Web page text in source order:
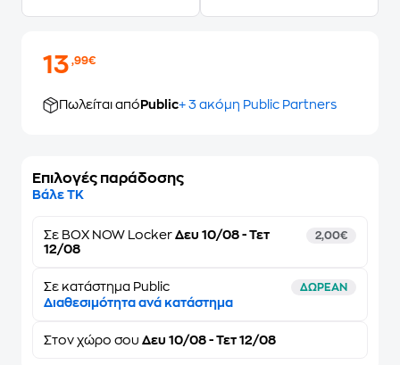
13,99€
Πωλείται από Public+ 3 ακόμη Public Partners
Επιλογές παράδοσης
Βάλε ΤΚ
Σε BOX NOW Locker Δευ 10/08 - Τετ
12/08
2,00€
Σε κατάστημα Public ΔΩΡΕΑΝ
Διαθεσιμότητα ανά κατάστημα
Στον χώρο σου Δευ 10/08 - Τετ 12/08